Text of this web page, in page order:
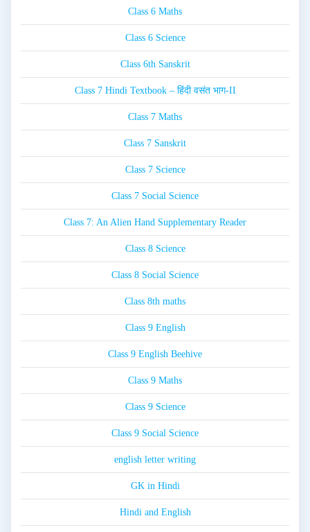
Class 6 Maths
Class 6 Science
Class 6th Sanskrit
Class 7 Hindi Textbook – हिंदी वसंत भाग-II
Class 7 Maths
Class 7 Sanskrit
Class 7 Science
Class 7 Social Science
Class 7: An Alien Hand Supplementary Reader
Class 8 Science
Class 8 Social Science
Class 8th maths
Class 9 English
Class 9 English Beehive
Class 9 Maths
Class 9 Science
Class 9 Social Science
english letter writing
GK in Hindi
Hindi and English